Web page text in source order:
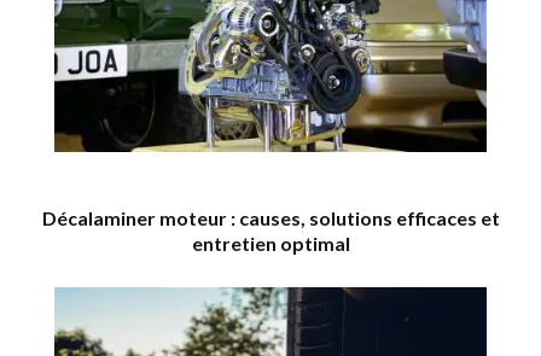
Décalaminer moteur : causes, solutions efficaces et
entretien optimal